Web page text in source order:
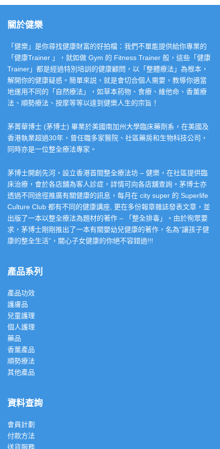
關於健樂
「健樂」是你尋找健康財富的好拍檔：我們不單能提供給你專業的
「健康Trainer 」，就如做 Gym 的 Fitness Trainer 般，這些「健康
Trainer」都是經過特別培訓的健康顧問，以「整體療法」為根本，
解開你的健康疑惑。簡單來説，就是會切合個人需要，教導你適當
地運用不同的「自然療法」，如草本葯物、食療、維他命、香薰療
法、順勢療法、按摩等等以達到健樂人生的宗旨！
茅菁華博士 (茅博士) 畢業於美國南加州大學臨床藥劑系，在美國及
香港執業超過30年，曾任職多家醫院、社區藥房和生物科技公司，
同時亦是一位整全療法專家。
茅博士開創先河，設立香港首間整全療法坊 – 健樂，在社區提供臨
床治療，會於各店舖為客人診症，詳情可向各店舖查詢。茅博士亦
透過不同途徑推廣有關健康的訊息，每月在 city super 的 Superlife
Culture Club 都有不同的健康講座, 更在多份報章雜誌發表文章，並
出版了一本以整全療法為題材的著作 – 「整全排毒」。由於徇眾要
求，茅博士剛剛推出了一本有關嬰幼兒健康的著作，名為”讓孩子健
康的整全生活”，關心子女健康的你絕不容錯過!!!
產品系列
產品功效
護膚品
兒童護理
個人護理
藥品
香薰產品
順勢療法
其他產品
資料查詢
會員計劃
付款方法
送貨服務